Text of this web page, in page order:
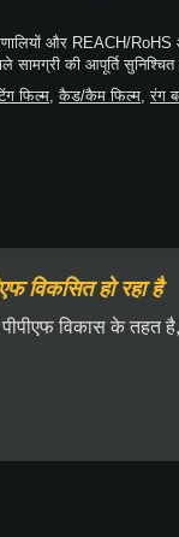
और REACH/
सामग्री की आपूर्ति
फिल्म ,कैड/कैम फिल्म ,रंग
विकसित हो रहा है
विकास के तहत है,